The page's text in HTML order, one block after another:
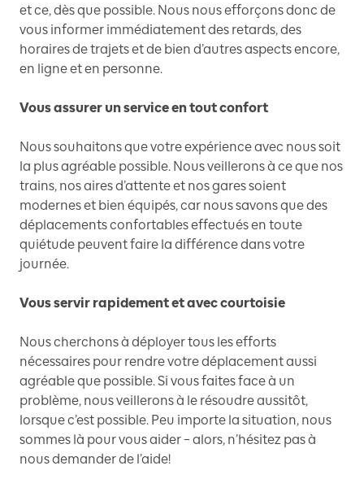
et ce, dès que possible. Nous nous efforçons donc de
vous informer immédiatement des retards, des
horaires de trajets et de bien d’autres aspects encore,
en ligne et en personne.
Vous assurer un service en tout confort
Nous souhaitons que votre expérience avec nous soit
la plus agréable possible. Nous veillerons à ce que nos
trains, nos aires d’attente et nos gares soient
modernes et bien équipés, car nous savons que des
déplacements confortables effectués en toute
quiétude peuvent faire la différence dans votre
journée.
Vous servir rapidement et avec courtoisie
Nous cherchons à déployer tous les efforts
nécessaires pour rendre votre déplacement aussi
agréable que possible. Si vous faites face à un
problème, nous veillerons à le résoudre aussitôt,
lorsque c’est possible. Peu importe la situation, nous
sommes là pour vous aider – alors, n’hésitez pas à
nous demander de l’aide!